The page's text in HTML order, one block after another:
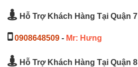
Hỗ Trợ Khách Hàng Tại Quận 7
0908648509 - Mr: Hưng
Hỗ Trợ Khách Hàng Tại Quận 8